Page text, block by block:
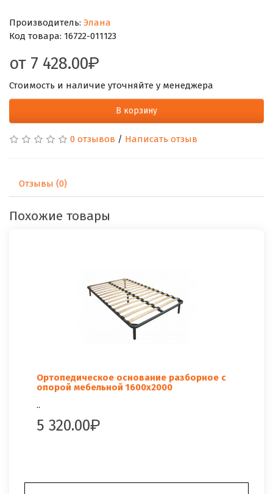
Производитель: Элана
Код товара: 16722-011123
от 7 428.00
Стоимость и наличие уточняйте у менеджера
В корзину
0 отзывов / Написать отзыв
Отзывы (0)
Похожие товары
Ортопедическое основание разборное с
опорой мебельной 1600x2000
..
5 320.00